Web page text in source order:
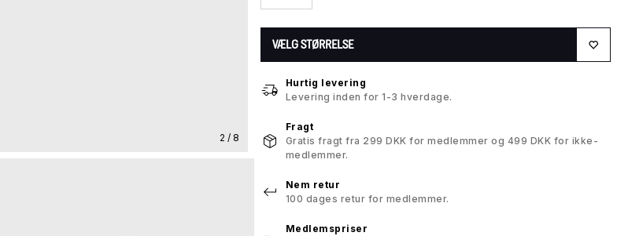
2 / 8
VÆLG STØRRELSE
Hurtig levering
Levering inden for 1-3 hverdage.
Fragt
Gratis fragt fra 299 DKK for medlemmer og 499 DKK for ikke-
medlemmer.
Nem retur
100 dages retur for medlemmer.
Medlemspriser